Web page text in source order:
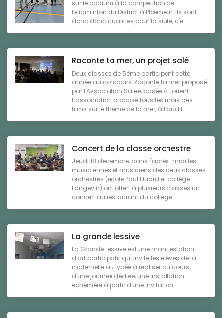
sur le podium à la compétition de
badminton du District à Plœmeur. Ils sont
donc donc qualifiés pour la suite, c'e ...
Raconte ta mer, un projet salé
Deux classes de 5ème participent cette
année au concours Raconte ta mer proposé
par l'Association Salée, basée à Lorient.
L'association propose tous les mois des
films sur le thème de la mer, à l’audit ...
Concert de la classe orchestre
Jeudi 18 décembre, dans l'après-midi les
musiciennes et musiciens des deux classes
orchestres (école Paul Eluard et collège
Langevin) ont offert à plusieurs classes un
concert au restaurant du collège. ...
La grande lessive
La Grande Lessive est une manifestation
d'art participatif qui invite les élèves de la
maternelle au lycée à réaliser au cours
d'une journée dédiée, une installation
éphémère à partir d'une invitation ...